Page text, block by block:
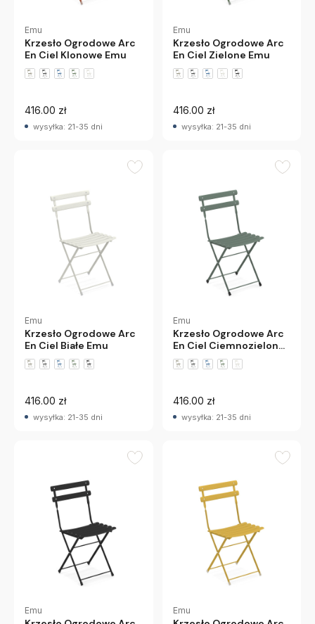
Emu
Krzesło Ogrodowe Arc
En Ciel Klonowe Emu
416.00 zł
wysyłka: 21-35 dni
Emu
Krzesło Ogrodowe Arc
En Ciel Zielone Emu
416.00 zł
wysyłka: 21-35 dni
Emu
Krzesło Ogrodowe Arc
En Ciel Białe Emu
416.00 zł
wysyłka: 21-35 dni
Emu
Krzesło Ogrodowe Arc
En Ciel Ciemnozielone
Emu
416.00 zł
wysyłka: 21-35 dni
Emu Emu